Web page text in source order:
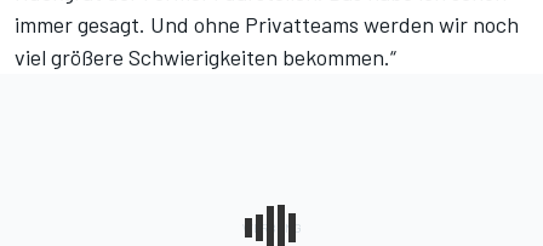
immer gesagt. Und ohne Privatteams werden wir noch
viel größere Schwierigkeiten bekommen.“